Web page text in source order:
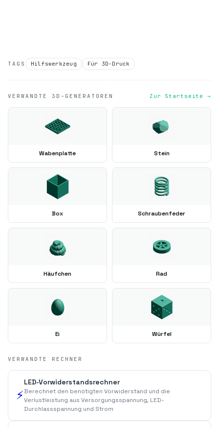
TAGS Hilfswerkzeug Für 3D-Druck
VERWANDTE 3D-GENERATOREN Zur Startseite →
Wabenplatte Stein
Box Schraubenfeder
Häufchen Rad
Ei Würfel
VERWANDTE RECHNER
⚡
LED-Vorwiderstandsrechner
Berechnet den benötigten Vorwiderstand und die
Verlustleistung aus Versorgungsspannung, LED-
Durchlassspannung und Strom